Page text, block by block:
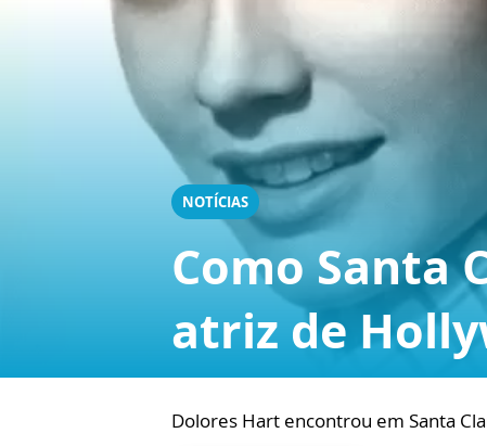
NOTÍCIAS
Como Santa
atriz de
Dolores Hart encontrou em Santa